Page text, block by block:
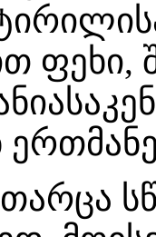
ფეხი,